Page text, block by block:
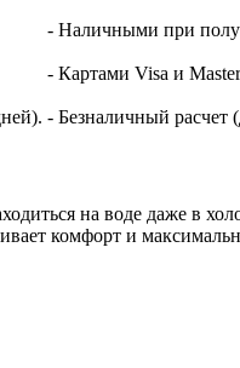
- Наличными при
- Картами Visa и
- Безналичный расчет
на воде даже в
комфорт и